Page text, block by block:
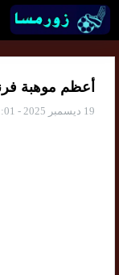
أعظم موهبة
19 ديسمبر 2025 - 1:01 ص